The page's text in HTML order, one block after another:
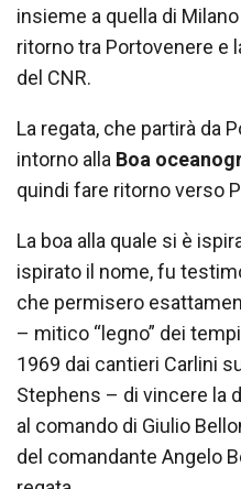
insieme a quella di
ritorno tra Portovenere e
del CNR.
La regata, che partirà da
intorno alla Boa
quindi fare ritorno verso
La boa alla quale si è
ispirato il nome, fu
che permisero
– mitico “legno” dei
1969 dai cantieri Carlini
Stephens – di vincere la
al comando di Giulio
del comandante Angelo